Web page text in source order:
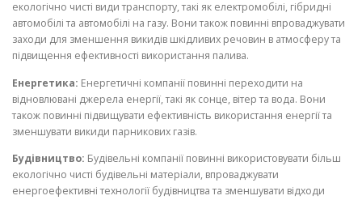
екологічно чисті види транспорту, такі як електромобілі, гібридні
автомобілі та автомобілі на газу. Вони також повинні впроваджувати
заходи для зменшення викидів шкідливих речовин в атмосферу та
підвищення ефективності використання палива.
Енергетика: Енергетичні компанії повинні переходити на
відновлювані джерела енергії, такі як сонце, вітер та вода. Вони
також повинні підвищувати ефективність використання енергії та
зменшувати викиди парникових газів.
Будівництво: Будівельні компанії повинні використовувати більш
екологічно чисті будівельні матеріали, впроваджувати
енергоефективні технології будівництва та зменшувати відходи